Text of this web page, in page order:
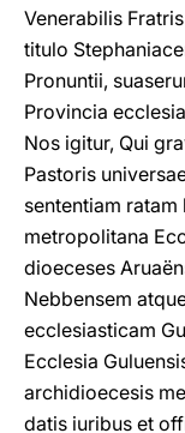
Venerabilis
titulo
Pronuntii,
Provincia
Nos igitur, Qui
Pastoris
sententiam
metropolitana
dioeceses
Nebbensem
ecclesiasticam
Ecclesia
archidioecesis
datis iuribus et